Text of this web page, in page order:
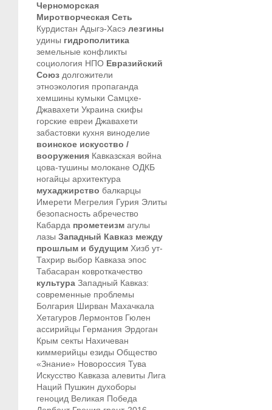
Черноморская
Миротворческая Сеть
Курдистан Адыгэ-Хасэ лезгины
удины гидрополитика
земельные конфликты
социология НПО Евразийский
Союз долгожители
этноэкология пропаганда
хемшины кумыки Самцхе-
Джавахети Украина скифы
горские евреи Джавахети
забастовки кухня виноделие
воинское искусство /
вооружения Кавказская война
цова-тушины молокане ОДКБ
ногайцы архитектура
мухаджирство балкарцы
Имерети Мегрелия Гурия Элиты
безопасность абречество
Кабарда прометеизм агулы
лазы Западный Кавказ между
прошлым и будущим Хизб ут-
Тахрир выбор Кавказа эпос
Табасаран ковроткачество
культура Западный Кавказ:
современные проблемы
Болгария Ширван Махачкала
Хетагуров Лермонтов Гюлен
ассирийцы Германия Эрдоган
Крым секты Нахичеван
киммерийцы езиды Общество
«Знание» Новороссия Тува
Искусство Кавказа алевиты Лига
Наций Пушкин духоборы
геноцид Великая Победа